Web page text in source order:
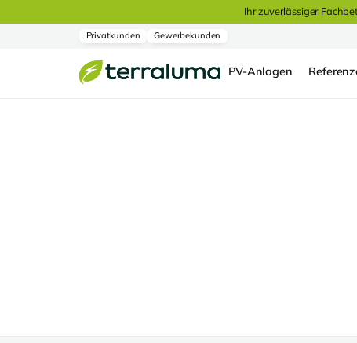
Ihr zuverlässiger
Privatkunden Gewerbekunden
PV-Anlagen